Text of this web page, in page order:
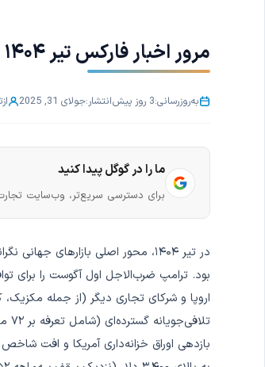
مرور اخبار فارکس تیر ۱۴۰۴
به‌روزرسانی:3 روز پیش انتشار:جولای 31, 2025 از
ما را در گوگل پیدا کنید
برای دسترسی سریع‌تر، وب‌سایت
در تیر ۱۴۰۴، محور اصلی بازارهای